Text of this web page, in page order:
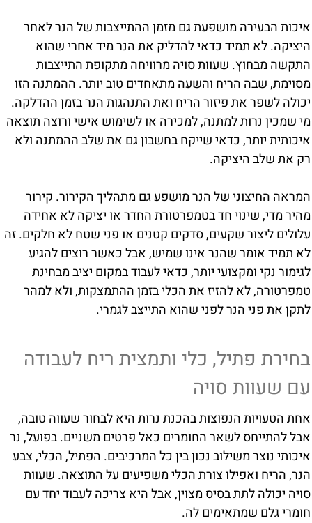
איכות הבעירה מושפעת גם מזמן ההתייצבות של הנר לאחר
היציקה. לא תמיד כדאי להדליק את הנר מיד אחרי שהוא
התקשה מבחוץ. שעוות סויה מרוויחה מתקופת התייצבות
מסוימת, שבה הריח והשעה מתאחדים טוב יותר. ההמתנה הזו
יכולה לשפר את פיזור הריח ואת התנהגות הנר בזמן ההדלקה.
מי שמכין נרות למתנה, למכירה או לשימוש אישי ורוצה תוצאה
איכותית יותר, כדאי שייקח בחשבון גם את שלב ההמתנה ולא
רק את שלב היציקה.
המראה החיצוני של הנר מושפע גם מתהליך הקירור. קירור
מהיר מדי, שינוי חד בטמפרטורת החדר או יציקה לא אחידה
עלולים ליצור שקעים, סדקים קטנים או פני שטח לא חלקים. זה
לא תמיד אומר שהנר אינו שמיש, אבל כאשר רוצים להגיע
לגימור נקי ומקצועי יותר, כדאי לעבוד במקום יציב מבחינת
טמפרטורה, לא להזיז את הכלי בזמן ההתמצקות, ולא למהר
לתקן את פני הנר לפני שהוא התייצב לגמרי.
בחירת פתיל, כלי ותמצית ריח לעבודה
עם שעוות סויה
אחת הטעויות הנפוצות בהכנת נרות היא לבחור שעווה טובה,
אבל להתייחס לשאר החומרים כאל פרטים משניים. בפועל, נר
איכותי נוצר משילוב נכון בין כל המרכיבים. הפתיל, הכלי, צבע
הנר, הריח ואפילו צורת הכלי משפיעים על התוצאה. שעוות
סויה יכולה לתת בסיס מצוין, אבל היא צריכה לעבוד יחד עם
חומרי גלם שמתאימים לה.